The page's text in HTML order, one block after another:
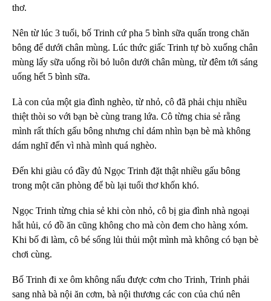
thơ.
Nên từ lúc 3 tuổi, bố Trinh cứ pha 5 bình sữa quấn trong chăn
bông để dưới chân mùng. Lúc thức giấc Trinh tự bò xuống chân
mùng lấy sữa uống rồi bỏ luôn dưới chân mùng, từ đêm tới sáng
uống hết 5 bình sữa.
Là con của một gia đình nghèo, từ nhỏ, cô đã phải chịu nhiều
thiệt thòi so với bạn bè cùng trang lứa. Cô từng chia sẻ rằng
mình rất thích gấu bông nhưng chỉ dám nhìn bạn bè mà không
dám nghĩ đến vì nhà mình quá nghèo.
Đến khi giàu có đầy đủ Ngọc Trinh đặt thật nhiều gấu bông
trong một căn phòng để bù lại tuổi thơ khốn khó.
Ngọc Trinh từng chia sẻ khi còn nhỏ, cô bị gia đình nhà ngoại
hắt hủi, có đồ ăn cũng không cho mà còn đem cho hàng xóm.
Khi bố đi làm, cô bé sống lủi thủi một mình mà không có bạn bè
chơi cùng.
Bố Trinh đi xe ôm không nấu được cơm cho Trinh, Trinh phải
sang nhà bà nội ăn cơm, bà nội thương các con của chú nên